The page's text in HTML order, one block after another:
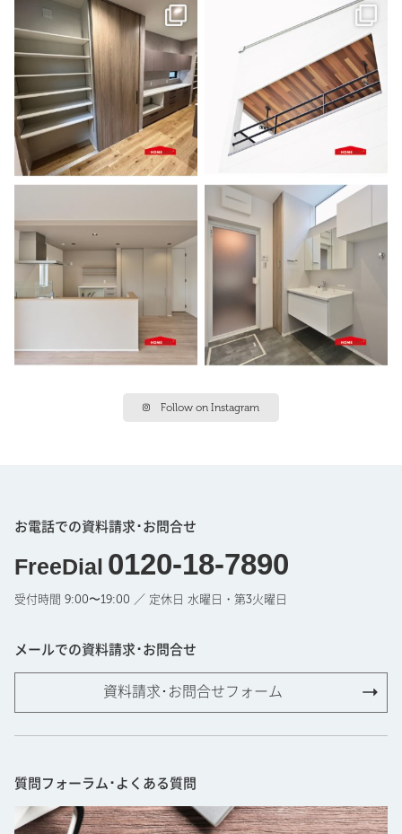
Follow on Instagram
お電話での資料請求･お問合せ
FreeDial 0120-18-7890
受付時間 9:00〜19:00 ／ 定休日 水曜日・第3火曜日
メールでの資料請求･お問合せ
資料請求･お問合せフォーム
質問フォーラム･よくある質問